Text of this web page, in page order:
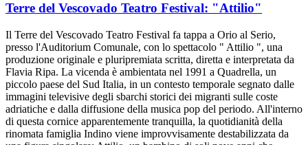
Terre del Vescovado Teatro Festival: "Attilio"
Il Terre del Vescovado Teatro Festival fa tappa a Orio al Serio,
presso l'Auditorium Comunale, con lo spettacolo " Attilio ", una
produzione originale e pluripremiata scritta, diretta e interpretata da
Flavia Ripa. La vicenda è ambientata nel 1991 a Quadrella, un
piccolo paese del Sud Italia, in un contesto temporale segnato dalle
immagini televisive degli sbarchi storici dei migranti sulle coste
adriatiche e dalla diffusione della musica pop del periodo. All'interno
di questa cornice apparentemente tranquilla, la quotidianità della
rinomata famiglia Indino viene improvvisamente destabilizzata da